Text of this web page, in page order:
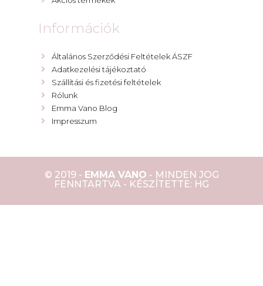
Információk
Általános Szerződési Feltételek ÁSZF
Adatkezelési tájékoztató
Szállítási és fizetési feltételek
Rólunk
Emma Vano Blog
Impresszum
© 2019 - EMMA VANO - MINDEN JOG
FENNTARTVA - KÉSZÍTETTE: HG